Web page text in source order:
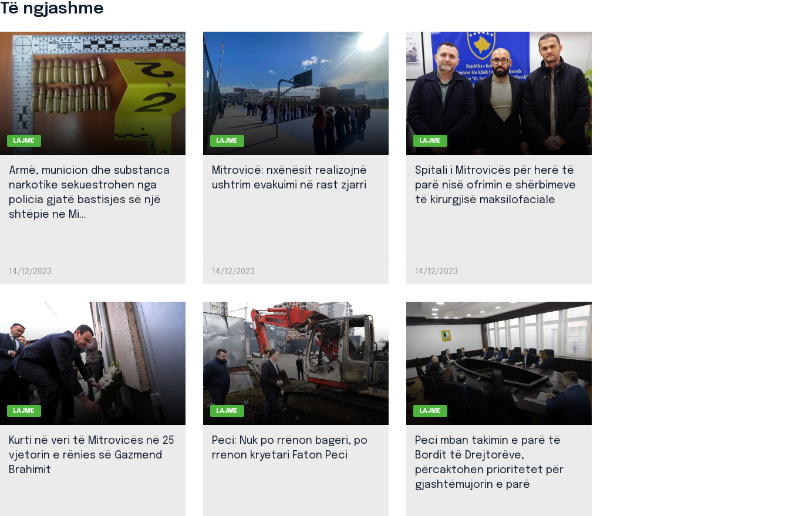
Të ngjashme
LAJME
Armë, municion dhe substanca
narkotike sekuestrohen nga
policia gjatë bastisjes së një
shtëpie ne Mi...
14/12/2023
LAJME
Mitrovicë: nxënësit realizojnë
ushtrim evakuimi në rast zjarri
14/12/2023
LAJME
Spitali i Mitrovicës për herë të
parë nisë ofrimin e shërbimeve
të kirurgjisë maksilofaciale
14/12/2023
LAJME
Kurti në veri të Mitrovicës në 25
vjetorin e rënies së Gazmend
Brahimit
LAJME
Peci: Nuk po rrënon bageri, po
rrenon kryetari Faton Peci
LAJME
Peci mban takimin e parë të
Bordit të Drejtorëve,
përcaktohen prioritetet për
gjashtëmujorin e parë